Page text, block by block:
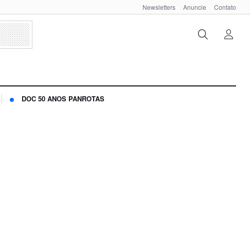
Newsletters Anuncie Contato
DOC 50 ANOS PANROTAS